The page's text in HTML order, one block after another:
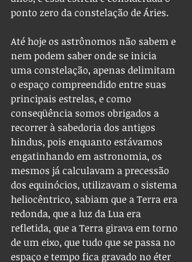
ponto zero da constelação de Áries.
Até hoje os astrônomos não sabem e
nem podem saber onde se inicia
uma constelação, apenas delimitam
o espaço compreendido entre suas
principais estrelas, e como
conseqüência somos obrigados a
recorrer à sabedoria dos antigos
hindus, pois enquanto estávamos
engatinhando em astronomia, os
mesmos já calculavam a precessão
dos equinócios, utilizavam o sistema
heliocêntrico, sabiam que a Terra era
redonda, que a luz da Lua era
refletida, que a Terra girava em torno
de um eixo, que tudo que se passa no
espaço e tempo fica gravado no éter